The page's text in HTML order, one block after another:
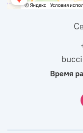
Время